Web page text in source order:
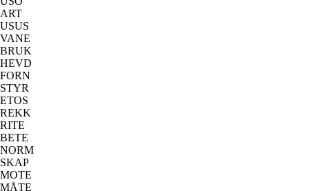
ART
USUS
VANE
BRUK
HEVD
FORN
STYR
ETOS
REKK
RITE
BETE
NORM
SKAP
MOTE
MÅTE